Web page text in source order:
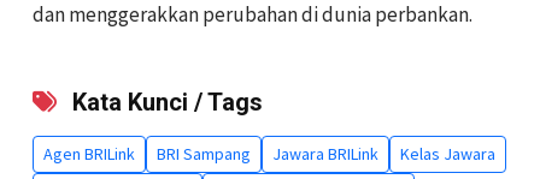
dan menggerakkan perubahan di dunia perbankan.
Kata Kunci / Tags
Agen BRILink BRI Sampang Jawara BRILink
Kelas Jawara